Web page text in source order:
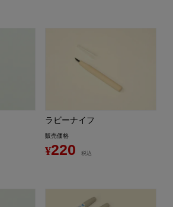
ラビーナイフ
販売価格
¥220 税込